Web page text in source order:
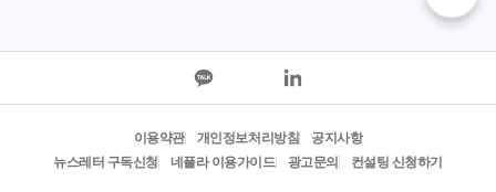
이용약관 개인정보처리방침
공지사항
뉴스레터 구독신청
네플라 이용가이드 광고문의 컨설팅 신청하기